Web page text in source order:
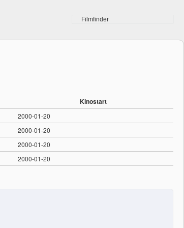
Kinostart
2000-01-20
2000-01-20
2000-01-20
2000-01-20